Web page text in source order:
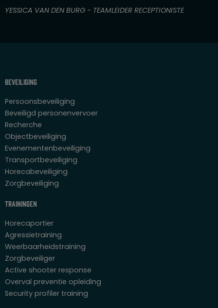
YESSICA VAN DEN BURG - TEAMLEIDER RECEPTIONISTE
Beveiliging
Persoonsbeveiliging
Beveiligd personenvervoer
Recherche
Objectbeveiliging
Evenementenbeveiliging
Transportbeveiliging
Horecabeveiliging
Zorgbeveiliging
Trainingen
Horecaportier
Agressietraining
Weerbaarheidstraining
Zorgbeveiliger
Active shooter response
Overval preventie opleiding
Security profiler training